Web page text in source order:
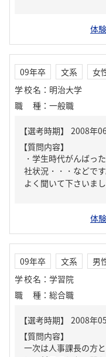
体
09年卒 文系
女
学校名 ： 明治大学
職種 ： 一般職
【質問内容】
・学生時代がんばっ
社状況・・・などで
よく聞いて下さいま
体
09年卒 文系
男
学校名 ： 学習院
職種 ： 総合職
【質問内容】
一次は人事課長の方